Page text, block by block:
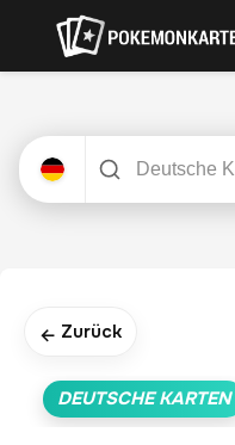
← Zurück
DEUTSCHE KARTEN